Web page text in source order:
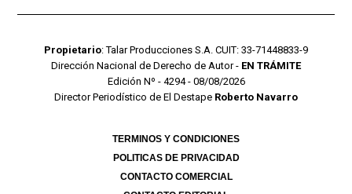
Propietario: Talar Producciones S.A. CUIT: 33-71448833-9
Dirección Nacional de Derecho de Autor - EN TRÁMITE
Edición Nº - 4294 - 08/08/2026
Director Periodístico de El Destape Roberto Navarro
TERMINOS Y CONDICIONES
POLITICAS DE PRIVACIDAD
CONTACTO COMERCIAL